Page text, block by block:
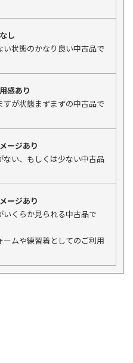
し
状態のかなり良い中古品で
感あり
が状態まずまずの中古品で
ージあり
ない、もしくは少ない中古品
ージあり
くらか見られる中古品で
ムや練習着としてのご利用